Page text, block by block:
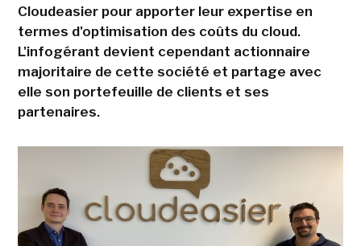
Cloudeasier pour apporter leur expertise en
termes d'optimisation des coûts du cloud.
L'infogérant devient cependant actionnaire
majoritaire de cette société et partage avec
elle son portefeuille de clients et ses
partenaires.